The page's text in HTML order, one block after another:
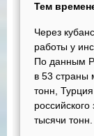
Тем
Через
работы у
По данным
в 53 страны
тонн,
тысячи тонн.